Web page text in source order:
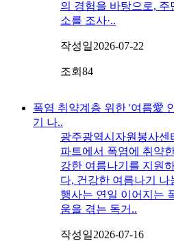
의 경험을 바탕으로,
소를 조사·..
작성일2026-07-22
조회 84
폭염 취약계층 위한 '여름愛
기 나..
광주광역시자원봉사센
파트에서 폭염에 취약
강한 여름나기를 지원
다, 건강한 여름나기 나
행사는 연일 이어지는
움을 겪는 독거..
작성일2026-07-16